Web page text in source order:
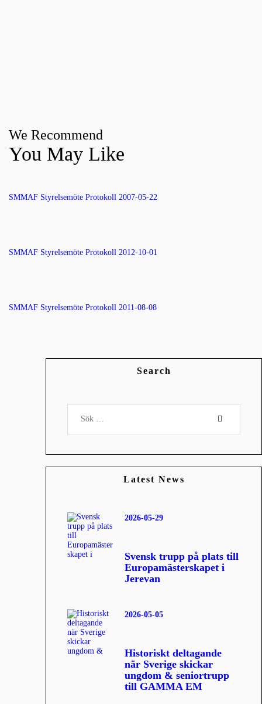
We Recommend
You May Like
SMMAF Styrelsemöte Protokoll 2007-05-22
SMMAF Styrelsemöte Protokoll 2012-10-01
SMMAF Styrelsemöte Protokoll 2011-08-08
Search
efter:
Latest News
Svensk trupp på plats till
Europamästerskapet i
Jerevan
2026-05-29
Historiskt deltagande
när Sverige skickar
ungdom & seniortrupp
till GAMMA EM
2026-05-05